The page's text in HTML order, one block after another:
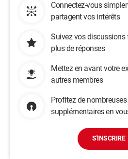
Connectez-vous
partagent vos intérêts
Suivez vos
plus de réponses
Mettez en avant votre
autres membres
Profitez de
supplémentaires en
S'INSCRIRE